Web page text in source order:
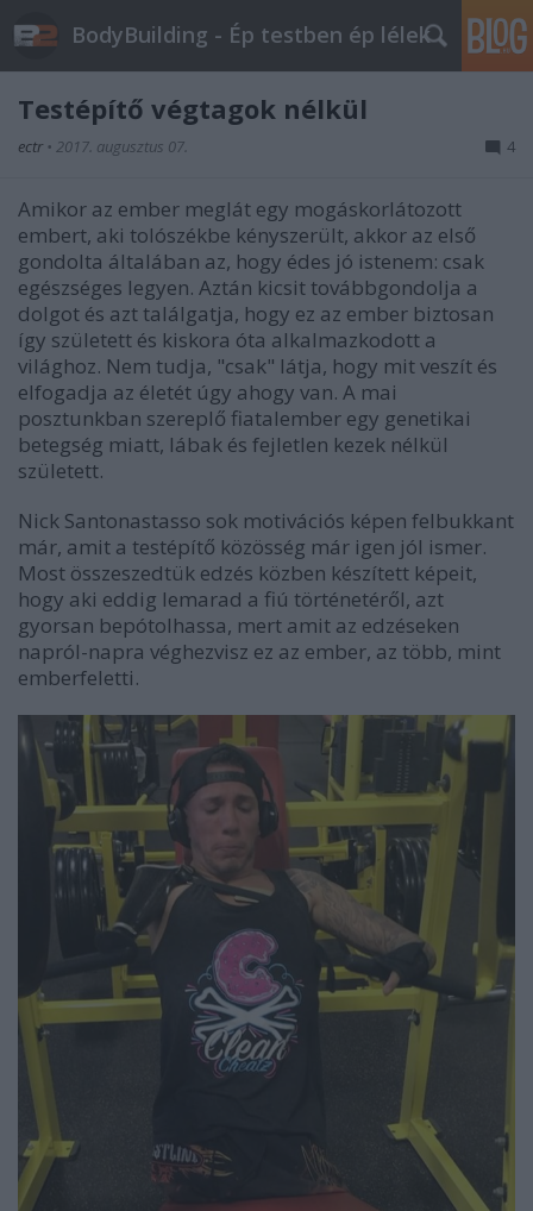
BodyBuilding - Ép testben ép lélek
Testépítő végtagok nélkül
ectr • 2017. augusztus 07. 4
Amikor az ember meglát egy mogáskorlátozott
embert, aki tolószékbe kényszerült, akkor az első
gondolta általában az, hogy édes jó istenem: csak
egészséges legyen. Aztán kicsit továbbgondolja a
dolgot és azt találgatja, hogy ez az ember biztosan
így született és kiskora óta alkalmazkodott a
világhoz. Nem tudja, "csak" látja, hogy mit veszít és
elfogadja az életét úgy ahogy van. A mai
posztunkban szereplő fiatalember egy genetikai
betegség miatt, lábak és fejletlen kezek nélkül
született.
Nick Santonastasso sok motivációs képen felbukkant
már, amit a testépítő közösség már igen jól ismer.
Most összeszedtük edzés közben készített képeit,
hogy aki eddig lemarad a fiú történetéről, azt
gyorsan bepótolhassa, mert amit az edzéseken
napról-napra véghezvisz ez az ember, az több, mint
emberfeletti.